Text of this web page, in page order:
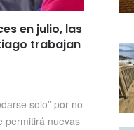
en julio, las
trabajan
solo” por no
permitirá nuevas